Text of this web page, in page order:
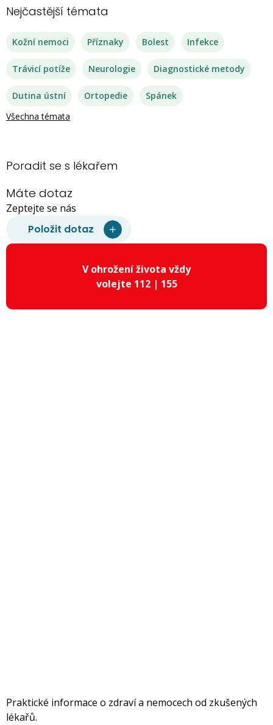
Nejčastější témata
Kožní nemoci Příznaky Bolest Infekce
Trávicí potíže Neurologie Diagnostické metody
Dutina ústní Ortopedie
Spánek
Všechna témata
Poradit se s lékařem
Máte dotaz
Zeptejte se nás
Položit dotaz
V ohrožení života vždy
volejte 112 | 155
Praktické informace o zdraví a nemocech od zkušených
lékařů.